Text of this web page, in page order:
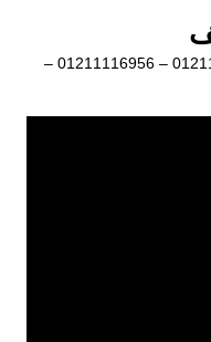
شركة ماكينات التعبئة والتغليف 01211116954 – 01211116956 –